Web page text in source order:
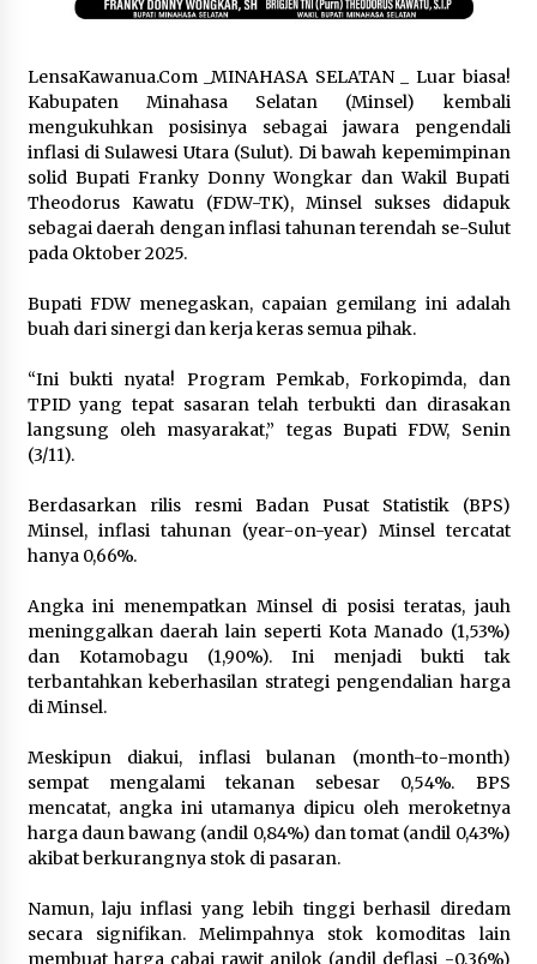
October 9, 2025
Migran dari Tiongkok, Turki Masuk ke AS
Lewat Amerika Selatan
August 9, 2023
Semakin Banyak Orang Hidup Lajang, ‘Singles
Tax’ Menjadi Beban Tambahan
February 19, 2024
AS Hentikan Sementara Pengiriman Bom ke
Israel
May 11, 2024
BNPB Maksimalkan Moda Transportasi Laut
Evakuasi Warga Terdampak Erupsi Gunung
Ruang
China dan Indonesia Harus Pangkas Produksi
Nikel Jika Ingin Katrol Harga
‎LensaKawanua.Com _MINAHASA SELATAN _ Luar biasa!
Kabupaten Minahasa Selatan (Minsel) kembali
mengukuhkan posisinya sebagai jawara pengendali
inflasi di Sulawesi Utara (Sulut). Di bawah kepemimpinan
solid Bupati Franky Donny Wongkar dan Wakil Bupati
Theodorus Kawatu (FDW-TK), Minsel sukses didapuk
sebagai daerah dengan inflasi tahunan terendah se-Sulut
pada Oktober 2025.
‎Bupati FDW menegaskan, capaian gemilang ini adalah
buah dari sinergi dan kerja keras semua pihak.
‎“Ini bukti nyata! Program Pemkab, Forkopimda, dan
TPID yang tepat sasaran telah terbukti dan dirasakan
langsung oleh masyarakat,” tegas Bupati FDW, Senin
(3/11).
‎Berdasarkan rilis resmi Badan Pusat Statistik (BPS)
Minsel, inflasi tahunan (year-on-year) Minsel tercatat
hanya 0,66%.
‎Angka ini menempatkan Minsel di posisi teratas, jauh
meninggalkan daerah lain seperti Kota Manado (1,53%)
dan Kotamobagu (1,90%). Ini menjadi bukti tak
terbantahkan keberhasilan strategi pengendalian harga
di Minsel.
‎Meskipun diakui, inflasi bulanan (month-to-month)
sempat mengalami tekanan sebesar 0,54%. BPS
mencatat, angka ini utamanya dipicu oleh meroketnya
harga daun bawang (andil 0,84%) dan tomat (andil 0,43%)
akibat berkurangnya stok di pasaran.
‎Namun, laju inflasi yang lebih tinggi berhasil diredam
secara signifikan. Melimpahnya stok komoditas lain
membuat harga cabai rawit anjlok (andil deflasi -0,36%)